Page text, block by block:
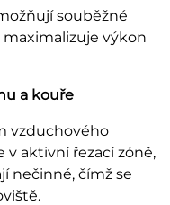
souběžné
maximalizuje výkon
a kouře
vzduchového
v aktivní řezací zóně,
nečinné, čímž se